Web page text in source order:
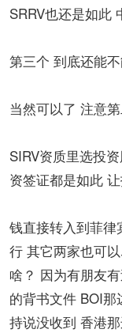
SRRV也还是如此
第三个 到底还能
当然可以了 注意
SIRV资质里选投
资签证都是如此
钱直接转入到菲律
行 其它两家也可
啥？ 因为有朋友
的背书文件 BOI
持说没收到 香港